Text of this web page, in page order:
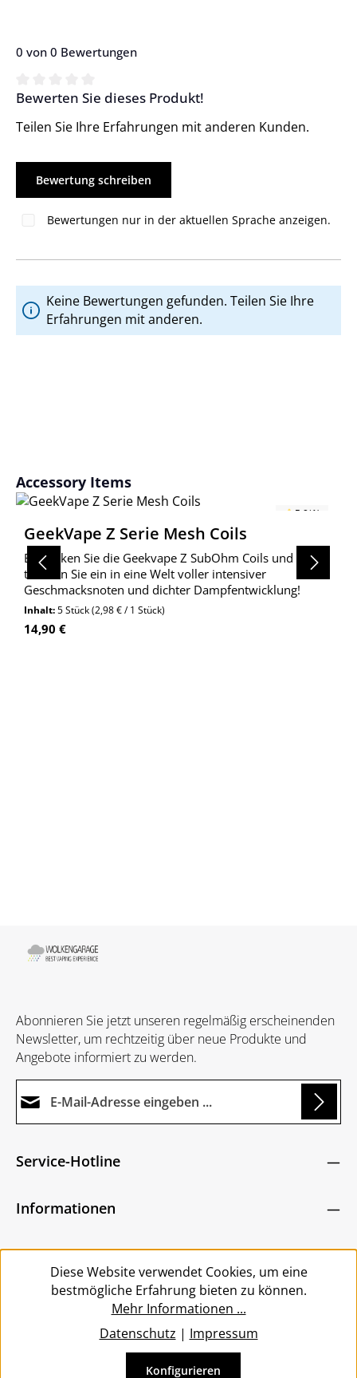
0 von 0 Bewertungen
Durchschnittliche Bewertung von 0 von 5 Sternen
Bewerten Sie dieses Produkt!
Teilen Sie Ihre Erfahrungen mit anderen Kunden.
Bewertung schreiben
Bewertungen nur in der aktuellen Sprache anzeigen.
Keine Bewertungen gefunden. Teilen Sie Ihre
Erfahrungen mit anderen.
Produktgalerie überspringen
Accessory Items
5.0(1)
GeekVape Z Serie Mesh Coils
Entdecken Sie die Geekvape Z SubOhm Coils und
tauchen Sie ein in eine Welt voller intensiver
Geschmacksnoten und dichter Dampfentwicklung!
Inhalt:5 Stück(2,98 € / 1 Stück)
Regulärer Preis:
14,90 €
Abonnieren Sie jetzt unseren regelmäßig erscheinenden
Newsletter, um rechtzeitig über neue Produkte und
Angebote informiert zu werden.
Ich habe dieDatenschutzbestimmungen
bin mit ihnen einverstanden.
Zeichen ein*
Die mit einem Stern (*) markierten Felder sind
Service-Hotline
Informationen
Service
Diese Website verwendet Cookies, um eine
bestmögliche Erfahrung bieten zu können.
Mehr Informationen ...
Datenschutz | Impressum
Konfigurieren